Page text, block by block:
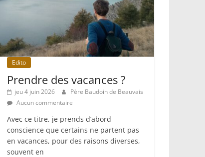
Edito
Prendre des vacances ?
jeu 4 juin 2026
Père Baudoin de Beauvais
Aucun commentaire
Avec ce titre, je prends d’abord
conscience que certains ne partent pas
en vacances, pour des raisons diverses,
souvent en